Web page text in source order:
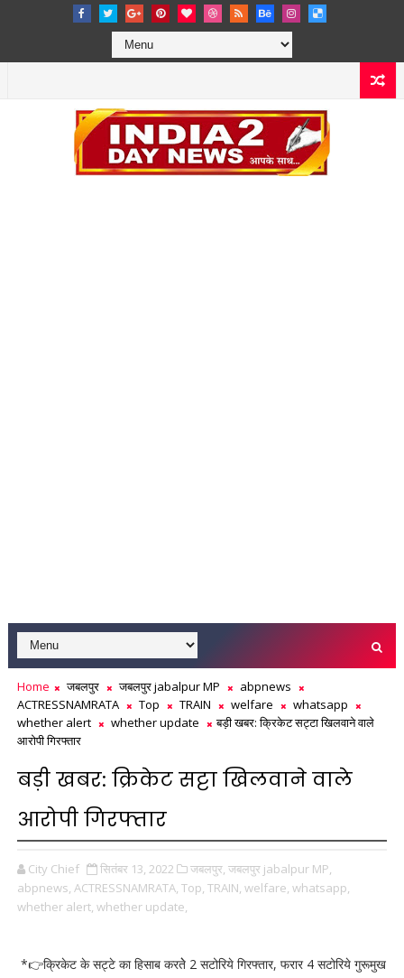
Home जबलपुर जबलपुर jabalpur MP
abpnews
ACTRESSNAMRATA
Top TRAIN welfare
whatsapp
whether alert
whether update
बड़ी खबर: क्रिकेट सट्टा खिलवाने वाले
आरोपी गिरफ्तार
बड़ी खबर: क्रिकेट सट्टा खिलवाने वाले
आरोपी गिरफ्तार
City Chief सितंबर 13, 2022 जबलपुर, जबलपुर jabalpur MP,
abpnews, ACTRESSNAMRATA, Top, TRAIN, welfare, whatsapp,
whether alert, whether update,
*👉क्रिकेट के सट्टे का हिसाब करतेे 2 सटोरिये गिरफ्तार, फरार 4 सटोरिये गुरूमुख